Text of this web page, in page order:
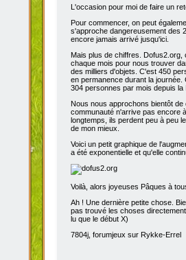
L'occasion pour moi de faire un
Pour commencer, on peut
s'approche dangereusement des
encore jamais arrivé jusqu'ici.
Mais plus de chiffres.
chaque mois pour nous trouver
des milliers d'objets. C'est 450
en permanence durant la
304 personnes par mois depuis
Nous nous approchons bientôt
communauté n'arrive pas encore
longtemps, ils perdent peu à peu
de mon mieux.
Voici un petit graphique de
a été exponentielle et qu'elle
Voilà, alors joyeuses Pâques à
Ah ! Une dernière petite chose.
pas trouvé les choses
lu que le début X)
7804j, forumjeux sur Rykke-Errel